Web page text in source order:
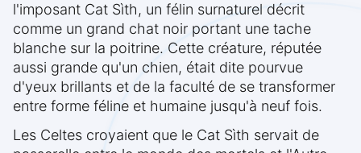
l'imposant Cat Sìth, un félin surnaturel décrit
comme un grand chat noir portant une tache
blanche sur la poitrine. Cette créature, réputée
aussi grande qu'un chien, était dite pourvue
d'yeux brillants et de la faculté de se transformer
entre forme féline et humaine jusqu'à neuf fois.
Les Celtes croyaient que le Cat Sìth servait de